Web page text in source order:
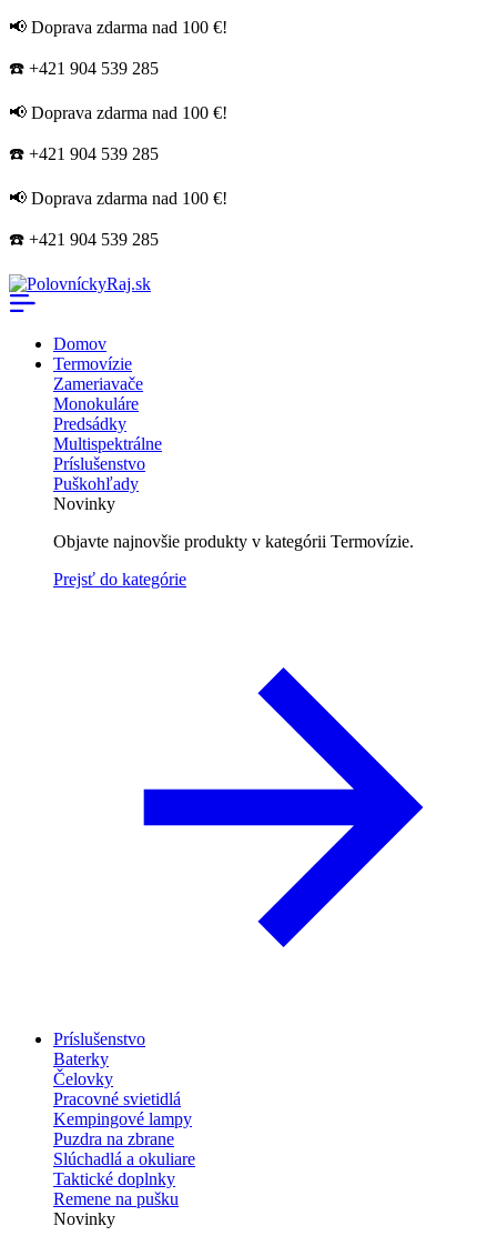
📢 Doprava zdarma nad 100 €!
☎️ +421 904 539 285
📢 Doprava zdarma nad 100 €!
☎️ +421 904 539 285
📢 Doprava zdarma nad 100 €!
☎️ +421 904 539 285
Domov
Termovízie
Zameriavače
Monokuláre
Predsádky
Multispektrálne
Príslušenstvo
Puškohľady
Novinky
Objavte najnovšie produkty v kategórii Termovízie.
Prejsť do kategórie
Príslušenstvo
Baterky
Čelovky
Pracovné svietidlá
Kempingové lampy
Puzdra na zbrane
Slúchadlá a okuliare
Taktické doplnky
Remene na pušku
Novinky